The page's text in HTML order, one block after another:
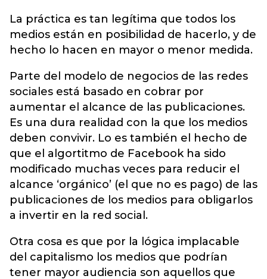
La práctica es tan legítima que todos los
medios están en posibilidad de hacerlo, y de
hecho lo hacen en mayor o menor medida.
Parte del modelo de negocios de las redes
sociales está basado en cobrar por
aumentar el alcance de las publicaciones.
Es una dura realidad con la que los medios
deben convivir. Lo es también el hecho de
que el algortitmo de Facebook ha sido
modificado muchas veces para reducir el
alcance ‘orgánico’ (el que no es pago) de las
publicaciones de los medios para obligarlos
a invertir en la red social.
Otra cosa es que por la lógica implacable
del capitalismo los medios que podrían
tener mayor audiencia son aquellos que